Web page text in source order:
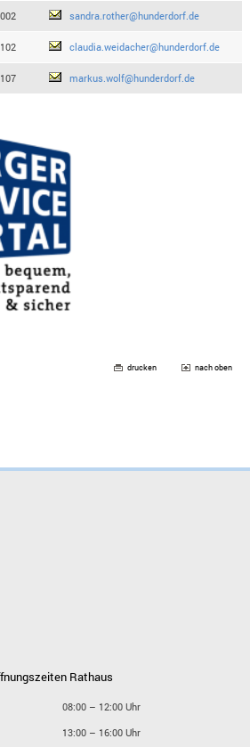
002 sandra.rother@hunderdorf.de
102 claudia.weidacher@hunderdorf.de
107 markus.wolf@hunderdorf.de
drucken nach oben
Rathaus
08:00 – 12:00 Uhr
13:00 – 16:00 Uhr